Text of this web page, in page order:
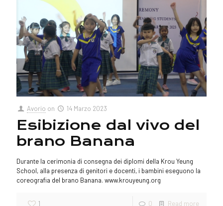
Avorio on 14 Marzo 2023
Esibizione dal vivo del
brano Banana
Durante la cerimonia di consegna dei diplomi della Krou Yeung
School, alla presenza di genitori e docenti, i bambini eseguono la
coreografia del brano Banana. www.krouyeung.org
1 0 Read more